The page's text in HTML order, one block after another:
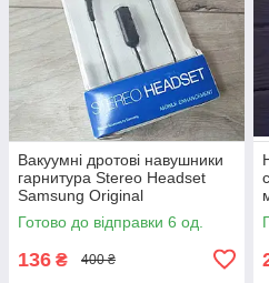
Вакуумні дротові навушники
гарнитура Stereo Headset
Samsung Original
Готово до відправки 6 од.
136 ₴ 400 ₴